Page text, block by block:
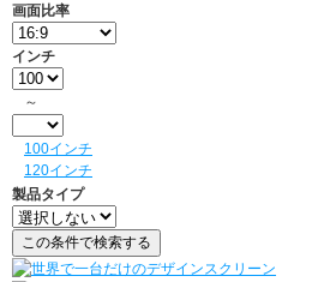
画面比率
インチ
～
100インチ
120インチ
製品タイプ